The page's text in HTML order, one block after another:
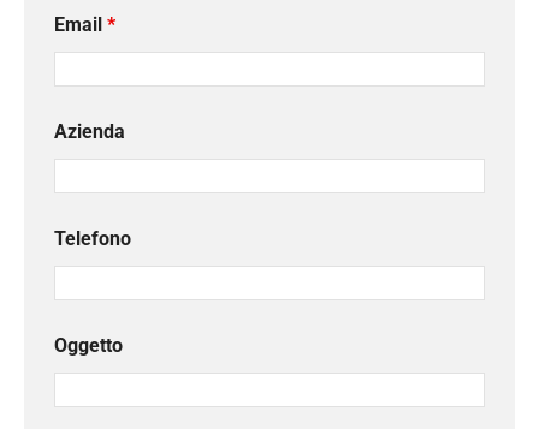
Email *
Azienda
Telefono
Oggetto